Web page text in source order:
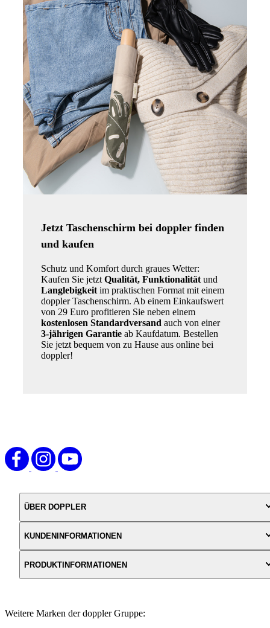
Jetzt Taschenschirm bei doppler finden
und kaufen
Schutz und Komfort durch graues Wetter:
Kaufen Sie jetzt Qualität, Funktionalität und
Langlebigkeit im praktischen Format mit einem
doppler Taschenschirm. Ab einem Einkaufswert
von 29 Euro profitieren Sie neben einem
kostenlosen Standardversand auch von einer
3-jährigen Garantie ab Kaufdatum. Bestellen
Sie jetzt bequem von zu Hause aus online bei
doppler!
ÜBER DOPPLER
KUNDENINFORMATIONEN
PRODUKTINFORMATIONEN
Weitere Marken der doppler Gruppe: